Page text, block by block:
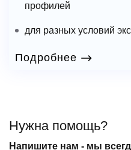
профилей
для разных условий
Подробнее
Нужна помощь?
Напишите нам - мы